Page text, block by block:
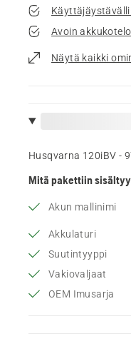
Avoin
Näytä kaikki
Husqvarna 120iBV -
Mitä pakettiin sisältyy
Akun mallinimi
Akkulaturi
Suutintyyppi
Vakiovaljaat
OEM Imusarja